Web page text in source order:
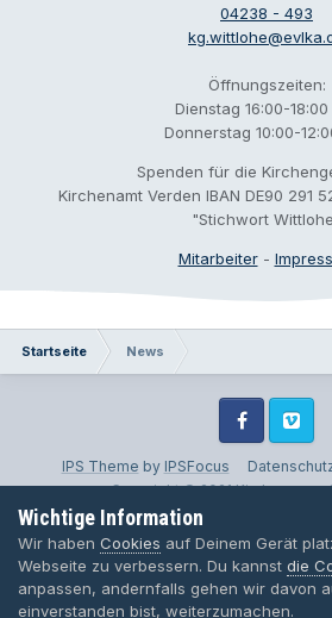
04238 - 493
Öffnungszeiten:
Dienstag 16:00-18:00
Donnerstag 10:00-
Spenden für die
Kirchenamt Verden IBAN DE90 291
"Stichwort
Mitarbeiter-
Startseite News
IPS Theme by IPSFocus
FacebookVimeo
Copyright © 2021
Powered by Invision
Wichtige Information
Wir haben Cookies auf Deinem Gerät
Webseite zu verbessern. Du kannst die
anpassen, andernfalls gehen wir davon
einverstanden bist, weiterzumachen.